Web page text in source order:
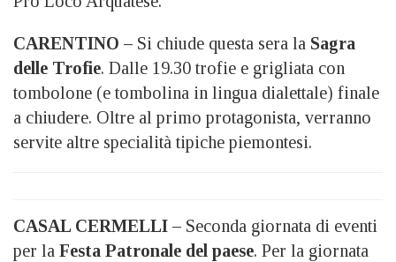
CARENTINO – Si chiude questa sera la Sagra
delle Trofie. Dalle 19.30 trofie e grigliata con
tombolone (e tombolina in lingua dialettale) finale
a chiudere. Oltre al primo protagonista, verranno
servite altre specialità tipiche piemontesi.
CASAL CERMELLI – Seconda giornata di eventi
per la Festa Patronale del paese. Per la giornata